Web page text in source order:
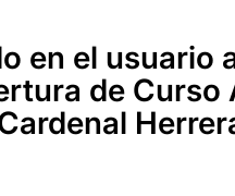
en el usuario
de